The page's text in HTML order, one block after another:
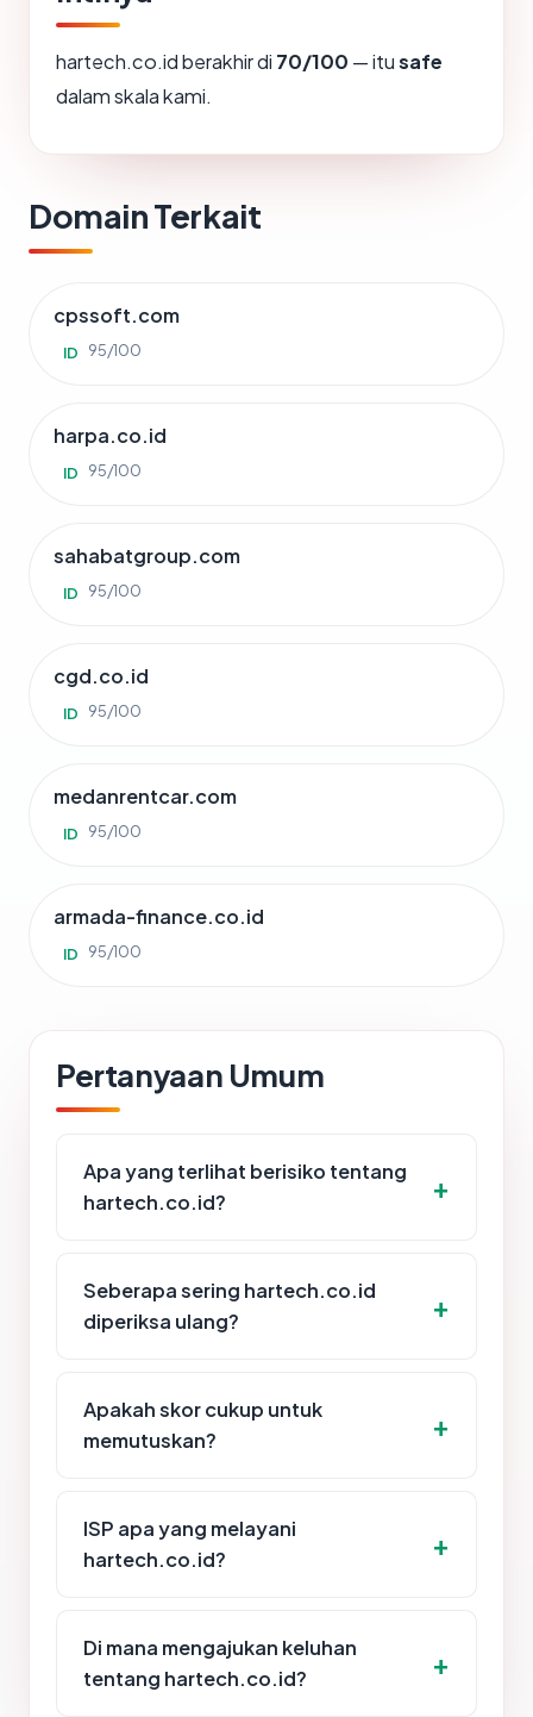
hartech.co.id berakhir di 70/100 — itusafe
dalam skala kami.
Domain Terkait
cpssoft.com
ID 95/100
harpa.co.id
ID 95/100
sahabatgroup.com
ID 95/100
cgd.co.id
ID 95/100
medanrentcar.com
ID 95/100
armada-finance.co.id
ID 95/100
Pertanyaan Umum
Apa yang terlihat berisiko tentang
hartech.co.id?
Seberapa sering hartech.co.id
diperiksa ulang?
Apakah skor cukup untuk
memutuskan?
ISP apa yang melayani
hartech.co.id?
Di mana mengajukan keluhan
tentang hartech.co.id?